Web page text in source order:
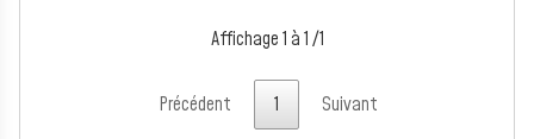
Affichage 1 à 1 /1
Précédent 1 Suivant